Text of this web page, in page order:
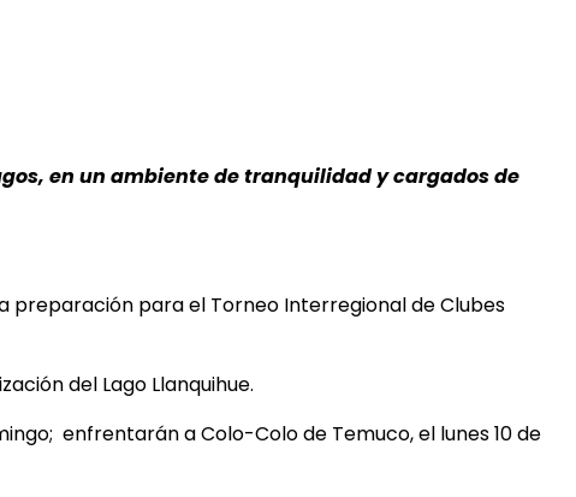
en un ambiente de tranquilidad y cargados de
para el Torneo Interregional de Clubes
del Lago Llanquihue.
enfrentarán a Colo-Colo de Temuco, el lunes 10 de